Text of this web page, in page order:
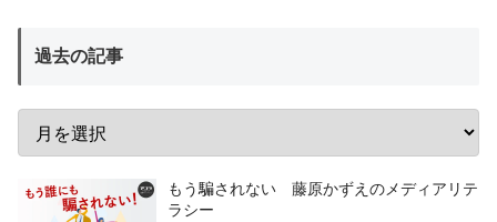
過去の記事
もう騙されない 藤原かずえのメディアリテ
ラシー